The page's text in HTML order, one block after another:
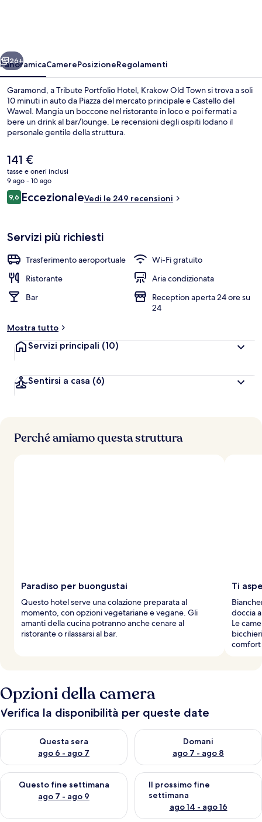
Krakow
Old
Town
Avanti
26+
PanoramicaCamerePosizioneRegolamenti
Garamond, a Tribute Portfolio Hotel, Krakow Old Town si trova a soli
10 minuti in auto da Piazza del mercato principale e Castello del
Wawel. Mangia un boccone nel ristorante in loco e poi fermati a
bere un drink al bar/lounge. Le recensioni degli ospiti lodano il
personale gentile della struttura.
Il
prezzo
attuale
è
141 €
141 €
tasse e oneri inclusi
9 ago - 10 ago
Recensioni
9,69,6 su 10
EccezionaleVedi le 249 recensioni
Servizi più richiesti
Trasferimento aeroportuale
Wi-Fi gratuito
Ristorante
Aria condizionata
Bar
Reception aperta 24 ore su
24
Mostra tutto
Servizi principali (10)
Sentirsi a casa (6)
Perché amiamo questa struttura
Paradiso per buongustai
Questo hotel serve una colazione preparata al
momento, con opzioni vegetariane e vegane. Gli
amanti della cucina potranno anche cenare al
ristorante o rilassarsi al bar.
Ti
doccia
Le
comfort
Opzioni della camera
Verifica la disponibilità per queste date
Questa sera
ago 6 - ago 7
Verifica la disponibilità per questa sera, ago 6 - ago 7
Domani
ago 7 - ago 8
Verifica la disponibilità per
Questo fine settimana
ago 7 - ago 9
Verifica la disponibilità per questo fine settimana, ago 7 - ago
Il prossimo fine
settimana
ago 14 - ago 16
Verifica la disponibilità per il